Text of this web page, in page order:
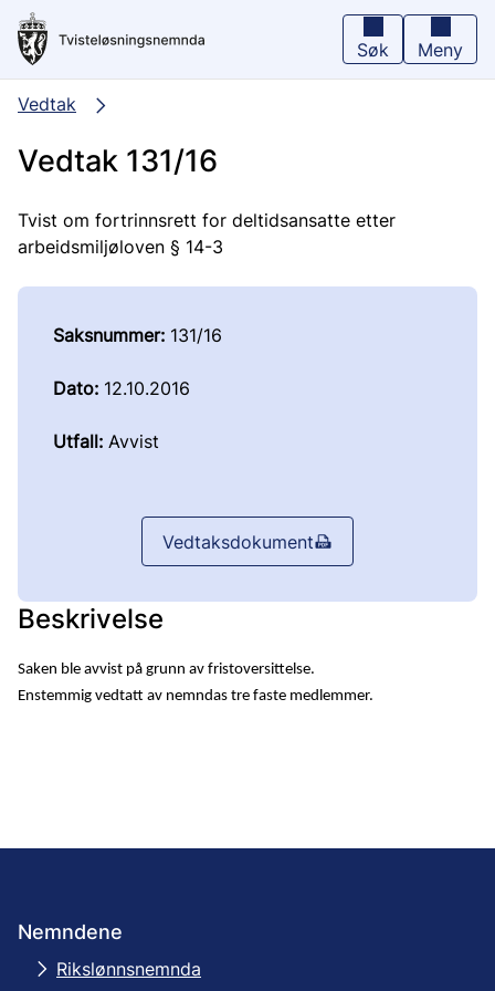
Hopp
hovedinnhold
Søk Meny
Vedtak
Vedtak 131/16
Tvist om fortrinnsrett for deltidsansatte etter
arbeidsmiljøloven § 14-3
Saksnummer: 131/16
Dato: 12.10.2016
Utfall: Avvist
Vedtaksdokument
Beskrivelse
Saken ble avvist på grunn av fristoversittelse.
Enstemmig vedtatt av nemndas tre faste medlemmer.
Nemndene
Rikslønnsnemnda